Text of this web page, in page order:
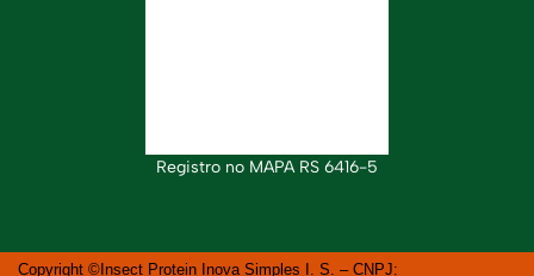
Registro no MAPA RS 6416-5
Copyright ©Insect Protein Inova Simples I. S. – CNPJ: